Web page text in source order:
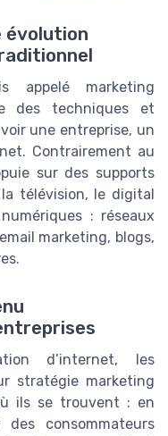
évolution
appelé marketing
des techniques et
une entreprise, un
Contrairement au
sur des supports
télévision, le digital
: réseaux
marketing, blogs,
d’internet, les
stratégie marketing
ils se trouvent : en
consommateurs